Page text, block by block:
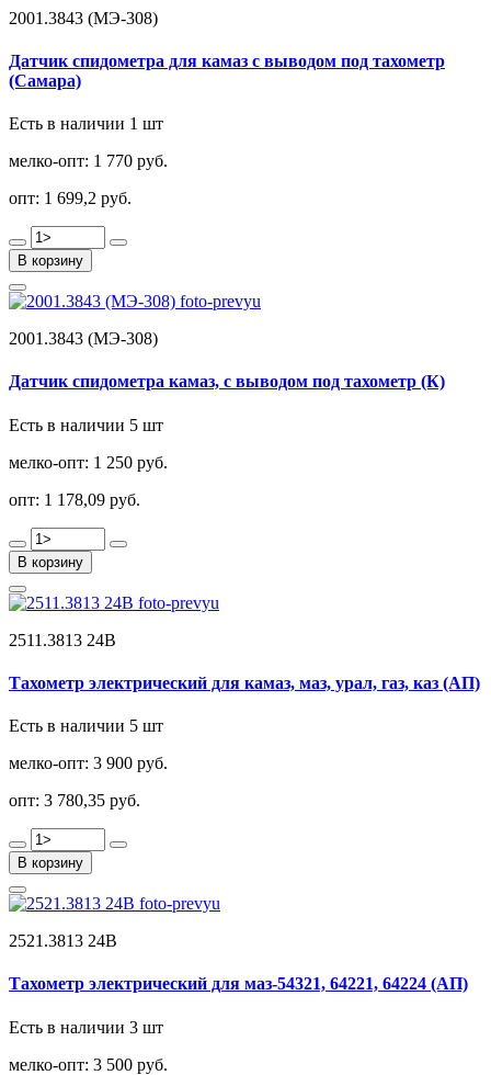
2001.3843 (МЭ-308)
Датчик спидометра для камаз с выводом под тахометр
(Самара)
Есть в наличии 1 шт
мелко-опт: 1 770 руб.
опт: 1 699,2 руб.
В корзину
2001.3843 (МЭ-308)
Датчик спидометра камаз, с выводом под тахометр (К)
Есть в наличии 5 шт
мелко-опт: 1 250 руб.
опт: 1 178,09 руб.
В корзину
2511.3813 24В
Тахометр электрический для камаз, маз, урал, газ, каз (АП)
Есть в наличии 5 шт
мелко-опт: 3 900 руб.
опт: 3 780,35 руб.
В корзину
2521.3813 24В
Тахометр электрический для маз-54321, 64221, 64224 (АП)
Есть в наличии 3 шт
мелко-опт: 3 500 руб.